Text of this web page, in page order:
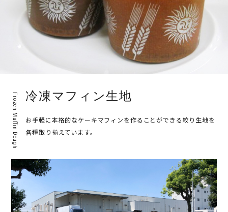
Frozen Muffin Dough 冷凍マフィン生地
お手軽に本格的なケーキマフィンを作ることができる絞り生地を
各種取り揃えています。